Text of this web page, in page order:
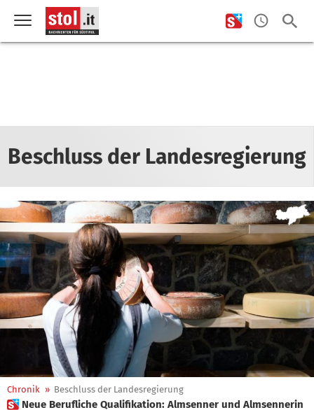
Beschluss der Landesregierung
Chronik » Beschluss der Landesregierung
 Neue Berufliche Qualifikation: Almsenner und Almsennerin